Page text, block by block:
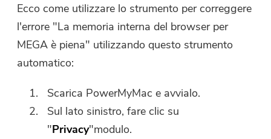
Ecco come utilizzare lo strumento per correggere
l'errore "La memoria interna del browser per
MEGA è piena" utilizzando questo strumento
automatico:
Scarica PowerMyMac e avvialo.
Sul lato sinistro, fare clic su
"Privacy"modulo.